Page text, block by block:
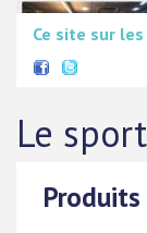
Ce site sur
Le
Produits